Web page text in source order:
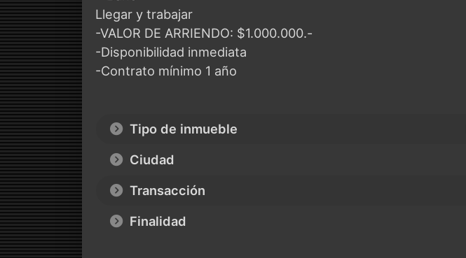
Llegar y trabajar
-VALOR DE ARRIENDO: $1.000.000.-
-Disponibilidad inmediata
-Contrato mínimo 1 año
Tipo de inmueble
Ciudad
Transacción
Finalidad